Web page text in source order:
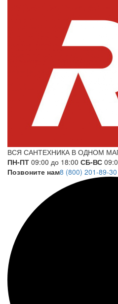
ВСЯ САНТЕХНИКА В ОДНОМ
ПН-ПТ 09:00 до 18:00 СБ-ВС
Позвоните нам8 (800) 201-89-30